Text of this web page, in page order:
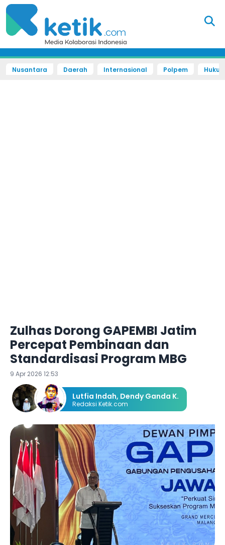
Nusantara Daerah Internasional Polpem
Zulhas Dorong GAPEMBI Jatim
Percepat Pembinaan dan
Standardisasi Program MBG
9 Apr 2026 12:53
Lutfia Indah, Dendy Ganda K.
Redaksi Ketik.com